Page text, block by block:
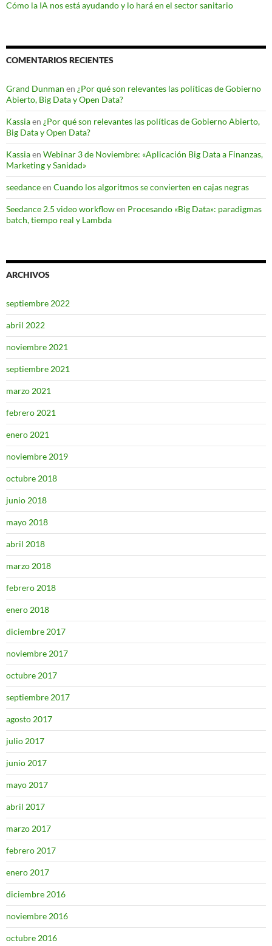
Cómo la IA nos está ayudando y lo hará en el sector sanitario
COMENTARIOS RECIENTES
Grand Dunman en ¿Por qué son relevantes las políticas de Gobierno
Abierto, Big Data y Open Data?
Kassiaen ¿Por qué son relevantes las políticas de Gobierno Abierto,
Big Data y Open Data?
Kassiaen Webinar 3 de Noviembre: «Aplicación Big Data a Finanzas,
Marketing y Sanidad»
seedanceen Cuando los algoritmos se convierten en cajas negras
Seedance 2.5 video workflowen Procesando «Big Data»: paradigmas
batch, tiempo real y Lambda
ARCHIVOS
septiembre 2022
abril 2022
noviembre 2021
septiembre 2021
marzo 2021
febrero 2021
enero 2021
noviembre 2019
octubre 2018
junio 2018
mayo 2018
abril 2018
marzo 2018
febrero 2018
enero 2018
diciembre 2017
noviembre 2017
octubre 2017
septiembre 2017
agosto 2017
julio 2017
junio 2017
mayo 2017
abril 2017
marzo 2017
febrero 2017
enero 2017
diciembre 2016
noviembre 2016
octubre 2016